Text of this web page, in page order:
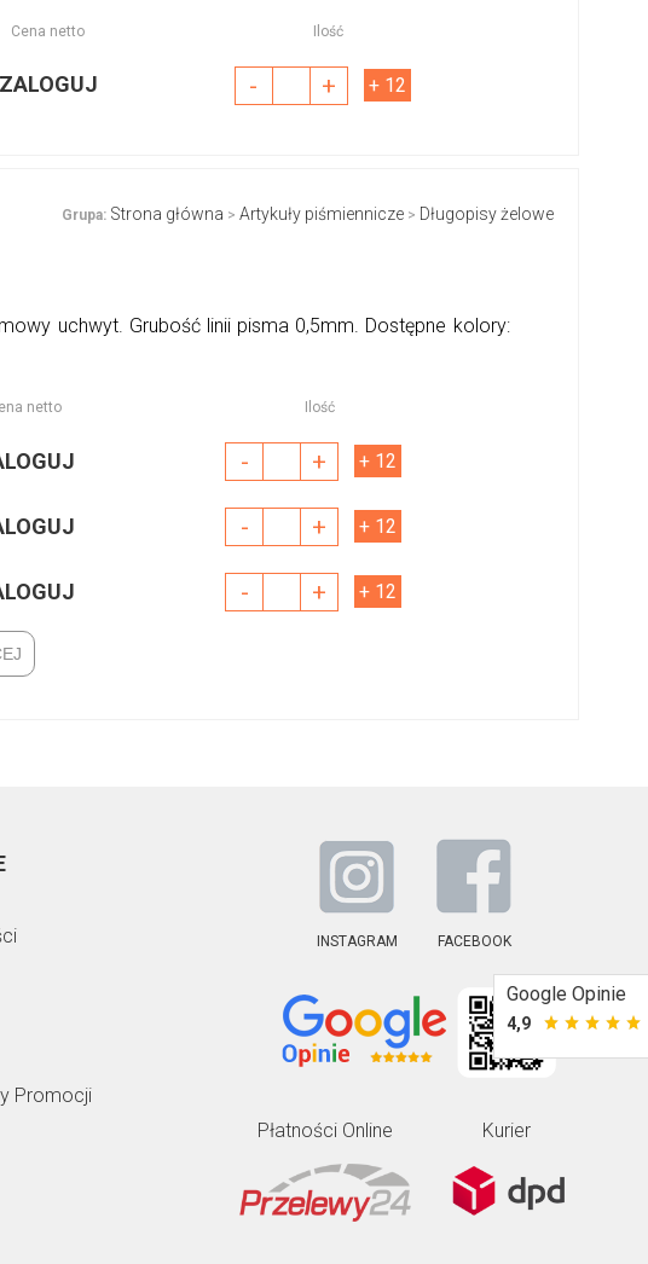
Cena netto Ilość
ZALOGUJ - + + 12
Grupa: Strona główna > Artykuły piśmiennicze > Długopisy żelowe
uchwyt. Grubość linii pisma 0,5mm. Dostępne kolory:
netto Ilość
- + + 12
- + + 12
- + + 12
Promocji
INSTAGRAM FACEBOOK
Płatności Online Kurier
Google Opinie
4,9